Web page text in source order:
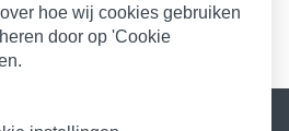
hoe wij cookies gebruiken
door op 'Cookie